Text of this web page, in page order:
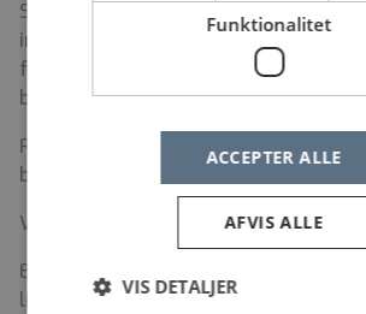
Stillingerne er omfattet af
indhentelse af børneattest. Det er
forudsætning for ansættelse, at du
børneattest.
Forudsætning for ansættelse er
beherskelse af det danske sprog.
Vi er en røgfri arbejdsplads.
Et af Regionens mål i
ligebehandling uanset køn, alder,
Funktionalitet
ACCEPTER ALLE
AFVIS ALLE
VIS DETALJER